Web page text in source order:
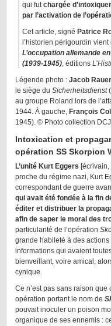
qui futchargée
par l’activation de
Cet article, signé Patrice
l’historien périgourdin
L’occupation allemande
(1939-1945), éditions
Légende photo : Jacob
le siège du Sicherheitsdienst
au groupe Roland lors de
1944. À gauche, François
1945). © Photo collection
Intoxication et
opération SS Skorpion
L’unité Kurt Eggers
proche du régime nazi, Kurt
correspondant de guerre
qui avait été fondée à la fin
éditer et distribuer la
afin de saper le moral des
particularité de l’opération
grande habileté à des
informations qui avaient
bienveillant, voire amical,
cynique.
Ce n’est pas sans raison
opération portant le nom de
pouvait inoculer un poison
organique de ses ennemis :